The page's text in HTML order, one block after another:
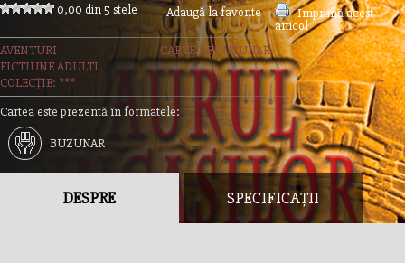
0,00 din 5 stele Adaugă la favorite
Imprimă acest
articol
AVENTURI
CARTE DE BUZUNAR
FICTIUNE ADULTI
COLECȚIE: ***
Cartea este prezentă în formatele:
BUZUNAR
DESPRE SPECIFICAȚII